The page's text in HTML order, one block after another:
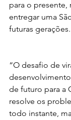
para o presente,
entregar uma
futuras gerações.
“O desafio de
de futuro para a
resolve os
todo instante,